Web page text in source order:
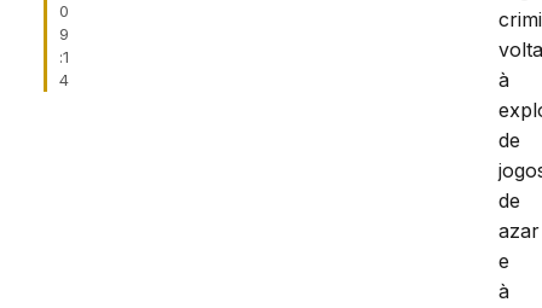
0
9
:1
4
à
de
de
azar
e
à